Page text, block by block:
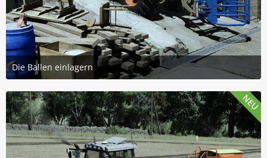
Die Ballen einlagern
20. Juli 2026 um 14:31
3
NEU